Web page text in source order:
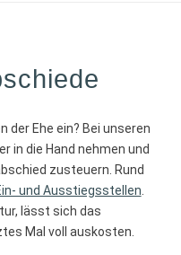
der Ehe ein? Bei unseren
in die Hand nehmen und
zusteuern. Rund
und Ausstiegsstellen.
lässt sich das
Mal voll auskosten.